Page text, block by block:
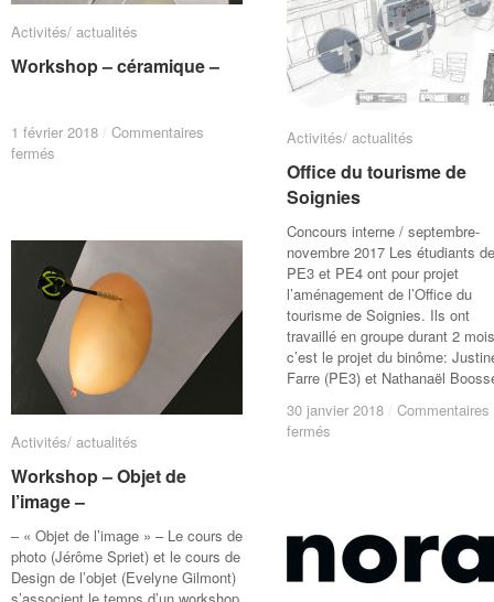
Activités/ actualités
Workshop – céramique –
1 février 2018 / Commentaires
fermés
–
Activités/ actualités
Workshop – céramique –
1 février 2018 / Commentaires
fermés
–
Activités/ actualités
Office du tourisme de
Soignies
Concours interne / septembre-
novembre 2017 Les étudiants de
PE3 et PE4 ont pour projet
l’aménagement de l’Office du
tourisme de Soignies. Ils ont
travaillé en groupe durant 2
c’est le projet du binôme:
Farre (PE3) et Nathanaël
30 janvier 2018 / Commentaires
fermés
Soignies
Activités/ actualités
Office du tourisme de
Soignies
30 janvier 2018 / Commentaires
fermés
Soignies
Activités/ actualités
Workshop – Objet de
l’image –
– « Objet de l’image » – Le cours de
photo (Jérôme Spriet) et le cours de
Design de l’objet (Evelyne Gilmont)
Activités/ actualités
Workshop – Objet de
l’image –